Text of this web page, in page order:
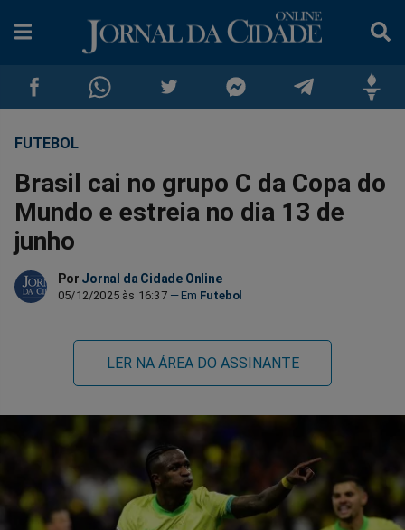
Compartilhar
no
Facebook
Compartilhar
no
Whatsapp
no
no
no
no
FUTEBOL
Brasil cai no grupo C da Copa do
Mundo e estreia no dia 13 de
junho
Por Jornal da Cidade Online
05/12/2025 às 16:37 Futebol
LER NA ÁREA DO ASSINANTE